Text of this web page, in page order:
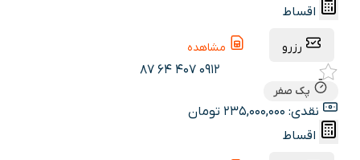
اقساط
رزرو مشاهده
0912 407 64 87
پک صفر
نقدی: 235,000,000 تومان
اقساط